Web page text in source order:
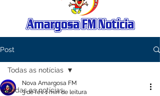
Post
Todas as notícias
Todas as notícias
Nova Amargosa FM
3 de fev.1 min de leitura